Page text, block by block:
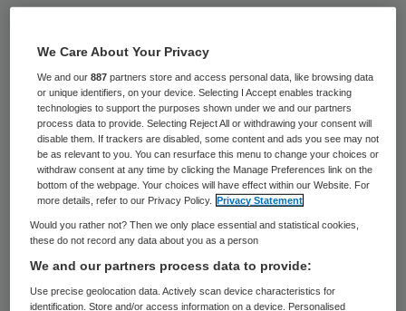
indrukken en de rolstoel gaat van A naar B.
De toepassing, vergelijkbaar met GPS maar
dan nauwkeuriger, gaat zo’n 100 euro extra
kosten.
De zelfrijdende/zelfdenkende rolstoel
wordt ontwikkeld door hoofddocent
mechatronica Rufus Fraanje van de Haagse
Hogeschool en vijf van zijn studenten. Zij
kregen er de
Young Professional
Mechatronics Awardvoor, een landelijke
We Care About Your Privacy
We and our887 partners store and access personal data, like browsing data
or unique identifiers, on your device. Selecting I Accept enables tracking
technologies to support the purposes shown under we and our partners
process data to provide. Selecting Reject All or withdrawing your consent will
disable them. If trackers are disabled, some content and ads you see may not
be as relevant to you. You can resurface this menu to change your choices or
withdraw consent at any time by clicking the Manage Preferences link on the
bottom of the webpage. Your choices will have effect within our Website. For
more details, refer to our Privacy Policy.
Privacy Statement
Would you rather not? Then we only place essential and statistical cookies,
these do not record any data about you as a person
We and our partners process data to provide:
Use precise geolocation data. Actively scan device characteristics for
identification. Store and/or access information on a device. Personalised